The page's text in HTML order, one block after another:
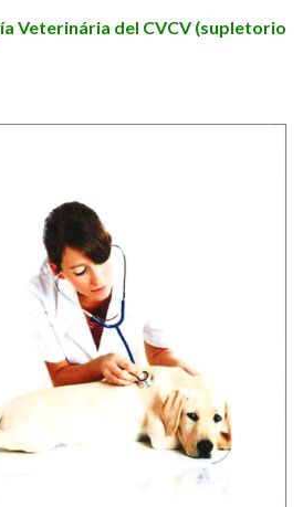
Veterinária del CVCV (supletorio